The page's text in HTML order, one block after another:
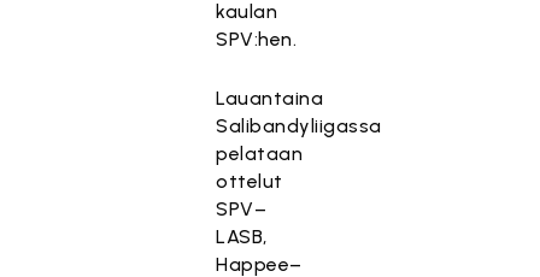
kaulan
SPV:hen.
Lauantaina
Salibandyliigassa
pelataan
ottelut
SPV–
LASB,
Happee–